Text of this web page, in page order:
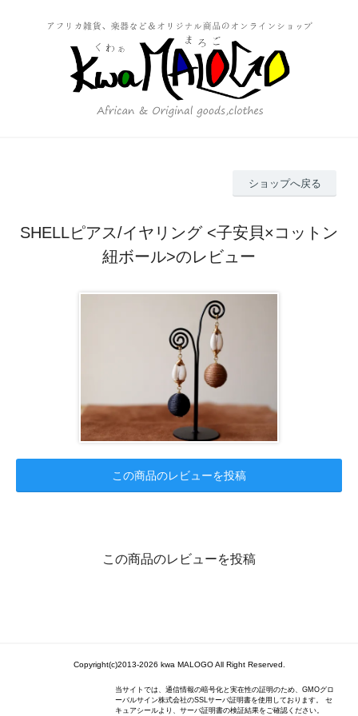
ショップへ戻る
SHELLピアス/イヤリング <子安貝×コットン
紐ボール>のレビュー
この商品のレビューを投稿
この商品のレビューを投稿
Copyright(c)2013-2026 kwa MALOGO All Right Reserved.
当サイトでは、通信情報の暗号化と実在性の証明のため、GMOグロ
ーバルサイン株式会社のSSLサーバ証明書を使用しております。 セ
キュアシールより、サーバ証明書の検証結果をご確認ください。